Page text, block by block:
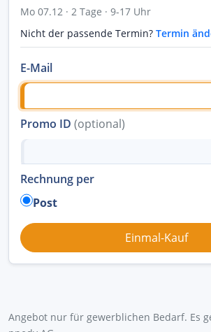
Mo 07.12 · 2 Tage · 9-17 Uhr
Nicht der passende Termin? Termin
E-Mail
Promo ID (optional)
Rechnung per
Post
Angebot nur für gewerblichen Bedarf. Es